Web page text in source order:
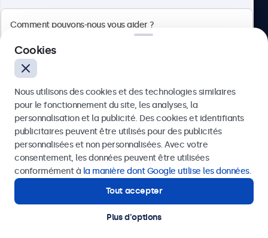
4.8/5 noté par 5000+ entreprises
Français
© 2026 Beetronics
Envoyer
Ou appelez-nous au+41 43 50 80 772
Contactez nos spécialistes.
Cookies
Nous utilisons des cookies et des technologies similaires
pour le fonctionnement du site, les analyses, la
personnalisation et la publicité. Des cookies et identifiants
publicitaires peuvent être utilisés pour des publicités
personnalisées et non personnalisées. Avec votre
consentement, les données peuvent être utilisées
conformément à la manière dont Google utilise les données.
Tout accepter
Plus d'options